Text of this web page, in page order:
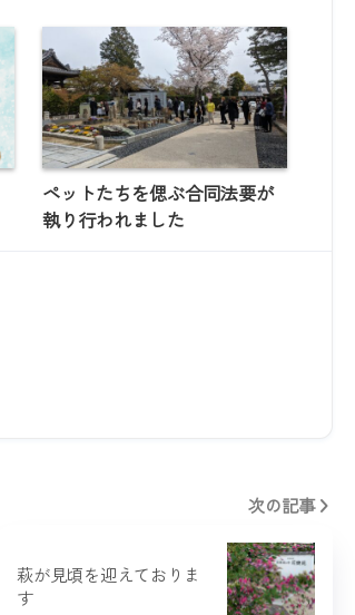
ペットたちを偲ぶ合同法要が
執り行われました
次の記事
萩が見頃を迎えておりま
す